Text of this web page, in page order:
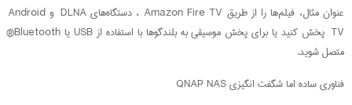
عنوان مثال، فیلم‌ها را از طریق Amazon Fire TV ، دستگا‌ه‌های DLNA و Android
TV پخش کنید یا برای پخش موسیقی به بلندگوها با استفاده از USB یا Bluetooth®
متصل شوید.
فناوری ساده اما شگفت انگیزی QNAP NAS